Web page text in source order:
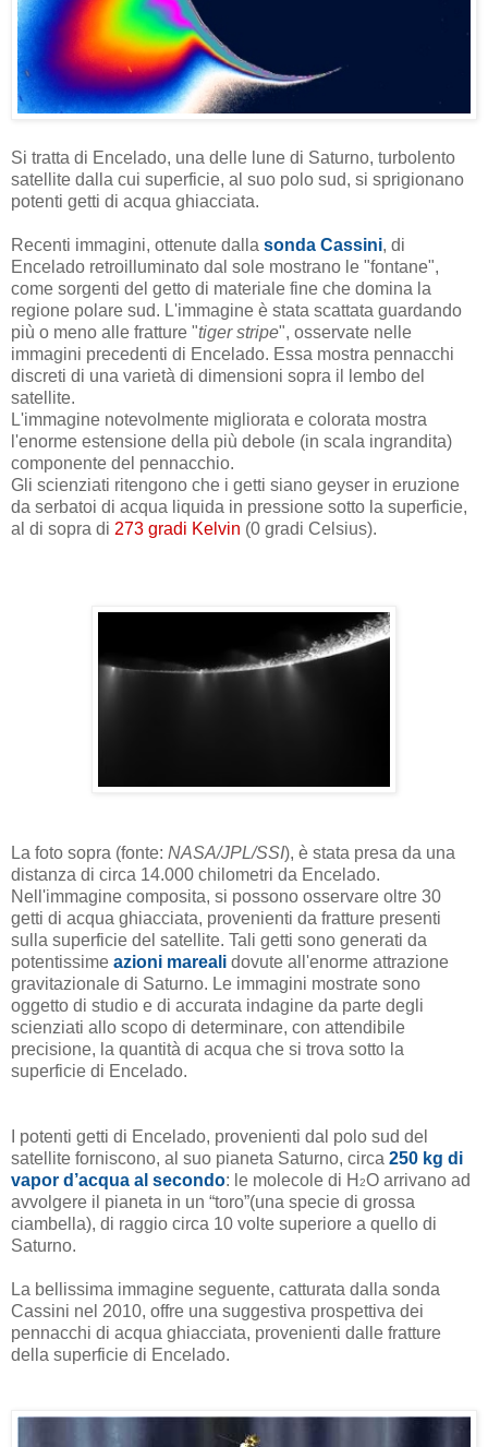
Si tratta di Encelado, una delle lune di Saturno, turbolento
satellite dalla cui superficie, al suo polo sud, si sprigionano
potenti getti di acqua ghiacciata.
Recenti immagini, ottenute dalla sonda Cassini, di
Encelado retroilluminato dal sole mostrano le "fontane",
come sorgenti del getto di materiale fine che domina la
regione polare sud. L'immagine è stata scattata guardando
più o meno alle fratture "tiger stripe", osservate nelle
immagini precedenti di Encelado. Essa mostra pennacchi
discreti di una varietà di dimensioni sopra il lembo del
satellite.
L'immagine notevolmente migliorata e colorata mostra
l'enorme estensione della più debole (in scala ingrandita)
componente del pennacchio.
Gli scienziati ritengono che i getti siano geyser in eruzione
da serbatoi di acqua liquida in pressione sotto la superficie,
al di sopra di 273 gradi Kelvin (0 gradi Celsius).
La foto sopra (fonte: NASA/JPL/SSI), è stata presa da una
distanza di circa 14.000 chilometri da Encelado.
Nell'immagine composita, si possono osservare oltre 30
getti di acqua ghiacciata, provenienti da fratture presenti
sulla superficie del satellite. Tali getti sono generati da
potentissime azioni mareali dovute all'enorme attrazione
gravitazionale di Saturno. Le immagini mostrate sono
oggetto di studio e di accurata indagine da parte degli
scienziati allo scopo di determinare, con attendibile
precisione, la quantità di acqua che si trova sotto la
superficie di Encelado.
I potenti getti di Encelado, provenienti dal polo sud del
satellite forniscono, al suo pianeta Saturno, circa 250 kg di
vapor d’acqua al secondo: le molecole di H 2O arrivano ad
avvolgere il pianeta in un “toro”(una specie di grossa
ciambella), di raggio circa 10 volte superiore a quello di
Saturno.
La bellissima immagine seguente, catturata dalla sonda
Cassini nel 2010, offre una suggestiva prospettiva dei
pennacchi di acqua ghiacciata, provenienti dalle fratture
della superficie di Encelado.